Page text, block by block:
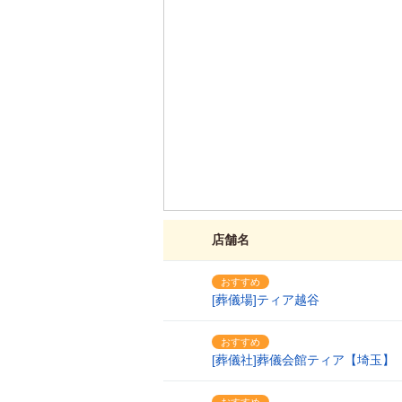
店舗名
おすすめ
[葬儀場]ティア越谷
おすすめ
[葬儀社]葬儀会館ティア【埼玉】